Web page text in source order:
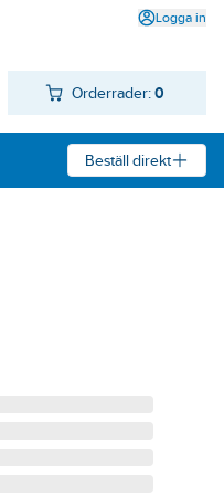
Logga in
Orderrader: 0
Beställ direkt